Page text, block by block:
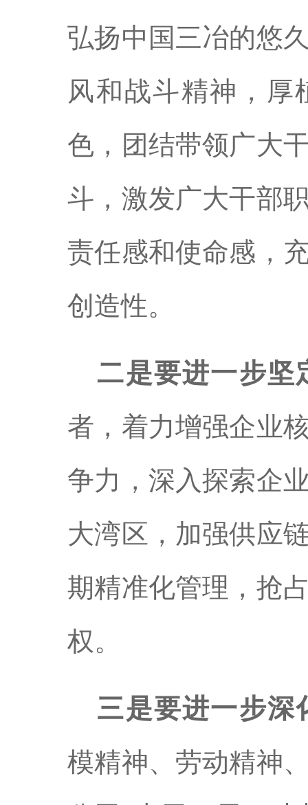
弘扬中国三冶的悠
风和战斗精神，厚
色，团结带领广大
斗，激发广大干部
责任感和使命感，
创造性。
二是要进一步坚
者，着力增强企业
争力，深入探索企
大湾区，加强供应
期精准化管理，抢
权。
三是要进一步深
模精神、劳动精神